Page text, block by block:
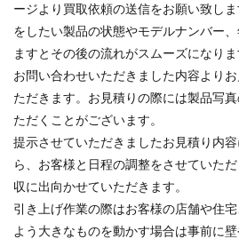
ージより買取依頼の送信をお願い致し
をしたい製品の状態やモデルナンバー
ますとその後の流れがスムーズになりま
お問い合わせいただきました内容より
ただきます。お見積りの際には製品写
ただくことがございます。
提示させていただきましたお見積り内
ら、お客様と日程の調整をさせていた
収に出向かせていただきます。
引き上げ作業の際はお客様の店舗や住
よう大きなものを動かす場合は事前に壁